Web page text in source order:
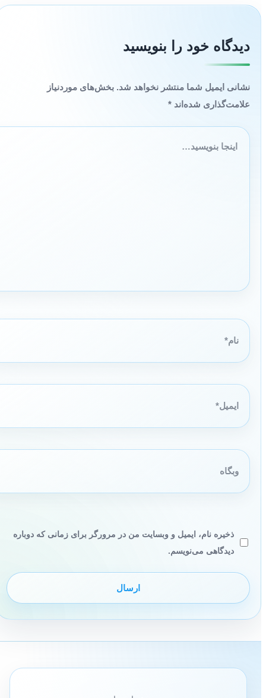
دیدگاه‌ خود را بنویسید
نشانی ایمیل شما منتشر نخواهد شد. بخش‌های موردنیاز
علامت‌گذاری شده‌اند*
اینجا
بنویسید…
نام*
ایمیل*
وبگاه
ذخیره نام، ایمیل و وبسایت من در مرورگر برای زمانی که دوباره
دیدگاهی می‌نویسم.